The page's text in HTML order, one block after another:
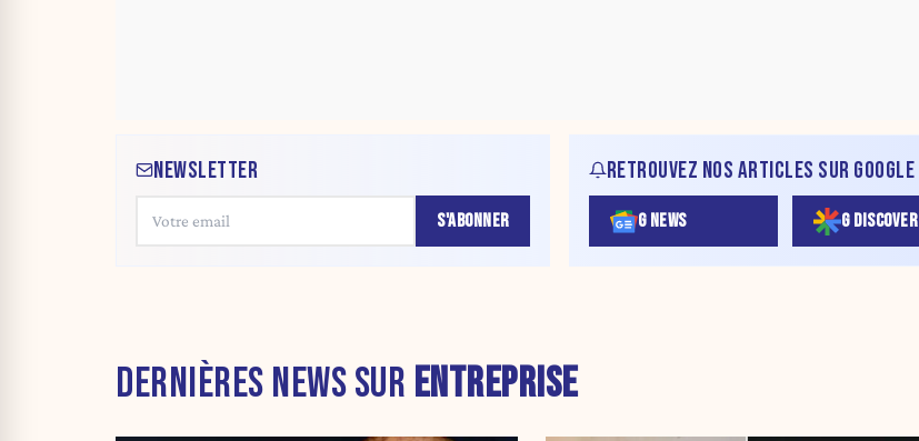
NEWSLETTER
S'ABONNER
RETROUVEZ NOS ARTICLES SUR GOOGLE
G NEWS G DISCOVER
DERNIÈRES NEWS SUR ENTREPRISE